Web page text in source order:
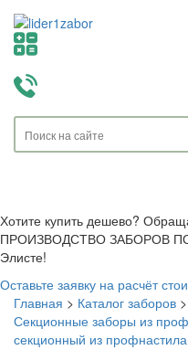
Хотите купить дешево?
ПРОИЗВОДСТВО ЗАБОРОВ
Элисте!
Оставьте заявку на расчёт
Главная > Каталог заборов >
Секционные заборы из
секционный из